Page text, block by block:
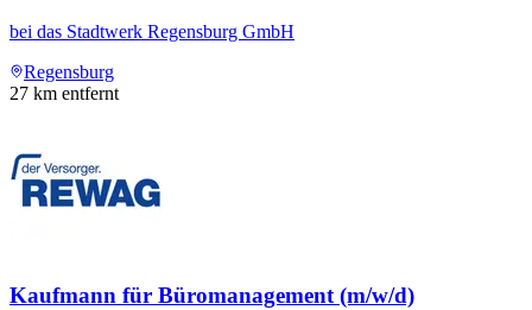
bei das Stadtwerk Regensburg GmbH
Regensburg
27 km entfernt
Kaufmann für Büromanagement (m/w/d)